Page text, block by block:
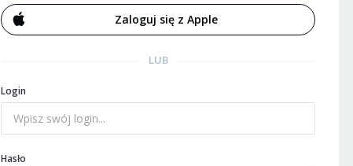
Zaloguj się z Apple
LUB
Login
Hasło